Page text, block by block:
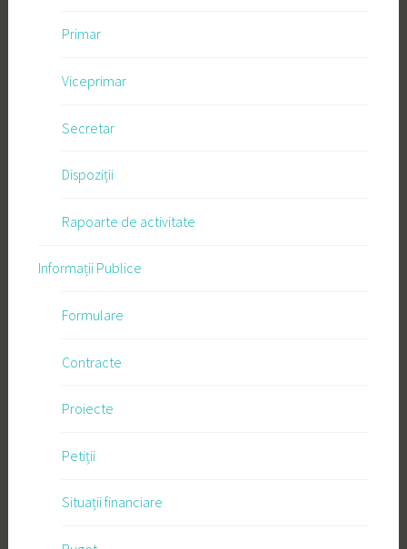
Primar
Viceprimar
Secretar
Dispoziții
Rapoarte de activitate
Informații Publice
Formulare
Contracte
Proiecte
Petiții
Situații financiare